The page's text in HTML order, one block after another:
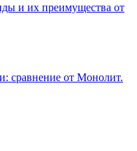
и их преимущества от
сравнение от Монолит.